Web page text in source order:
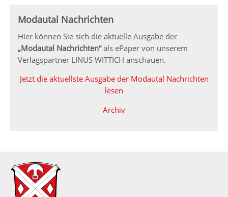
Modautal Nachrichten
Hier können Sie sich die aktuelle Ausgabe der
„Modautal Nachrichten“als ePaper von unserem
Verlagspartner LINUS WITTICH anschauen.
Jetzt die aktuellste Ausgabe der Modautal Nachrichten
lesen
Archiv